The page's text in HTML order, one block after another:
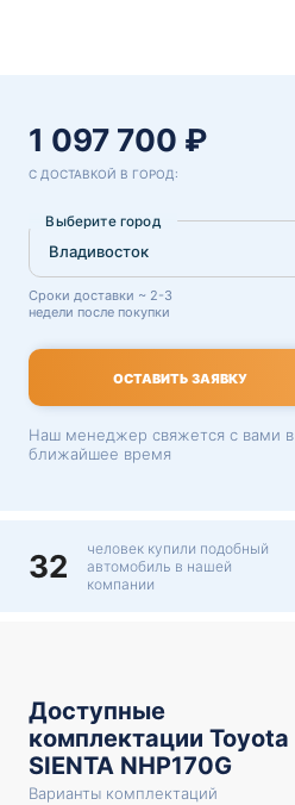
1 097 700 ₽
С ДОСТАВКОЙ В ГОРОД:
Выберите город
Сроки доставки ~ 2-3
недели после покупки
ОСТАВИТЬ ЗАЯВКУ
Наш менеджер свяжется с вами в
ближайшее время
32
человек купили подобный
автомобиль в нашей
компании
Доступные
комплектации Toyota
SIENTA NHP170G
Варианты комплектаций